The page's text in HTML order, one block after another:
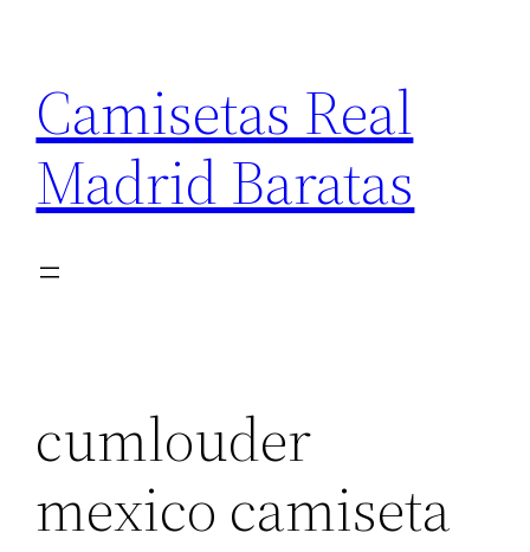
contenido
Camisetas Real
Madrid Baratas
cumlouder
mexico camiseta